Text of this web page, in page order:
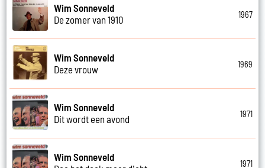
Wim Sonneveld
De zomer van 1910
1967
Wim Sonneveld
Deze vrouw
1969
Wim Sonneveld
Dit wordt een avond
1971
Wim Sonneveld
1971